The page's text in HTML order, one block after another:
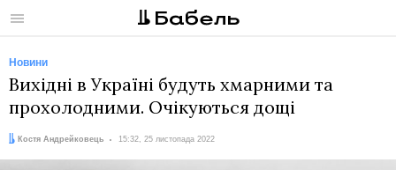
Меню
Новини
Вихідні в Україні будуть хмарними та
прохолодними. Очікуються дощі
Автор:
Костя Андрейковець
Дата: 15:32, 25 листопада 2022